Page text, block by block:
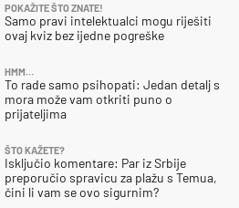
POKAŽITE ŠTO ZNATE!
Samo pravi intelektualci mogu riješiti
ovaj kviz bez ijedne pogreške
HMM…
To rade samo psihopati: Jedan detalj s
mora može vam otkriti puno o
prijateljima
ŠTO KAŽETE?
Isključio komentare: Par iz Srbije
preporučio spravicu za plažu s Temua,
čini li vam se ovo sigurnim?